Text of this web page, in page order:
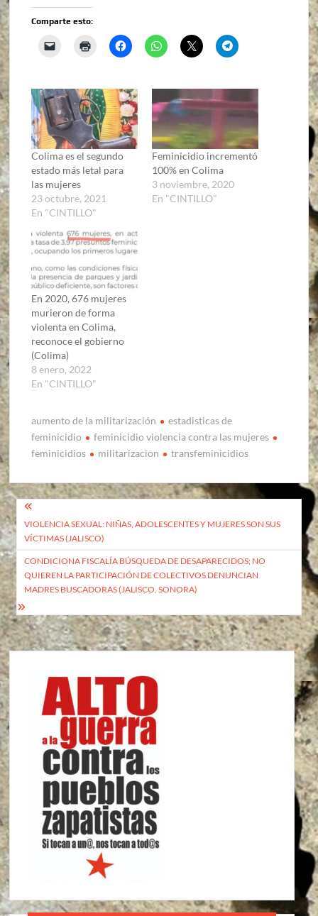
Comparte esto:
Colima es el segundo
estado más letal para
las mujeres
23 octubre, 2021
En "CINTILLO"
Feminicidio incrementó
100% en Colima
3 noviembre, 2020
En "CINTILLO"
En 2020, 676 mujeres
murieron de forma
violenta en Colima,
reconoce el gobierno
(Colima)
8 enero, 2022
En "CINTILLO"
aumento de la militarización
estadisticas de
feminicidio
feminicidio violencia contra las mujeres
feminicidios
militarizacion transfeminicidios
Navegación
de
entradas
VIOLENCIA SEXUAL: NIÑAS, ADOLESCENTES Y MUJERES SON SUS
VÍCTIMAS (JALISCO)
CONDICIONA FISCALÍA BÚSQUEDA DE DESAPARECIDOS; NO
QUIEREN LA PARTICIPACIÓN DE COLECTIVOS DENUNCIAN
MADRES BUSCADORAS (JALISCO, SONORA)